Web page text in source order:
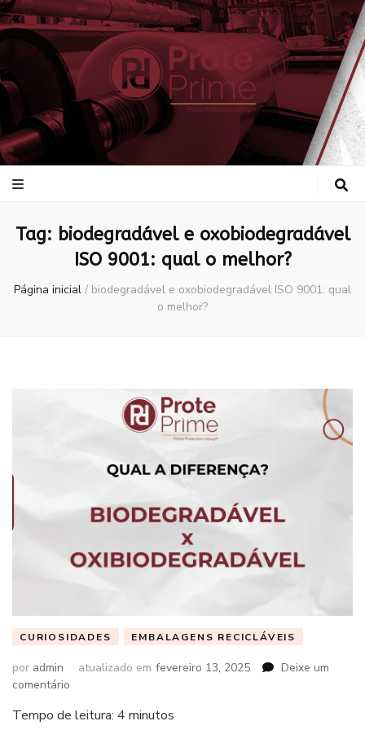
ProtePrime
Blog
Tag: biodegradável e oxobiodegradável
ISO 9001: qual o melhor?
Página inicial / biodegradável e oxobiodegradável ISO 9001: qual
o melhor?
CURIOSIDADES EMBALAGENS RECICLÁVEIS
por admin atualizado em fevereiro 13, 2025
Deixe um
comentário
Tempo de leitura: 4 minutos